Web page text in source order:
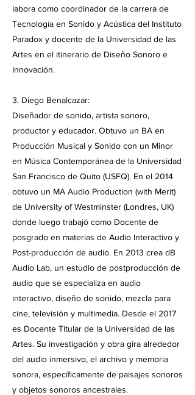
labora como coordinador de la carrera de
Tecnología en Sonido y Acústica del Instituto
Paradox y docente de la Universidad de las
Artes en el itinerario de Diseño Sonoro e
Innovación.
3. Diego Benalcazar:
Diseñador de sonido, artista sonoro,
productor y educador. Obtuvo un BA en
Producción Musical y Sonido con un Minor
en Música Contemporánea de la Universidad
San Francisco de Quito (USFQ). En el 2014
obtuvo un MA Audio Production (with Merit)
de University of Westminster (Londres, UK)
donde luego trabajó como Docente de
posgrado en materias de Audio Interactivo y
Post-producción de audio. En 2013 crea dB
Audio Lab, un estudio de postproducción de
audio que se especializa en audio
interactivo, diseño de sonido, mezcla para
cine, televisión y multimedia. Desde el 2017
es Docente Titular de la Universidad de las
Artes. Su investigación y obra gira alrededor
del audio inmersivo, el archivo y memoria
sonora, específicamente de paisajes sonoros
y objetos sonoros ancestrales.